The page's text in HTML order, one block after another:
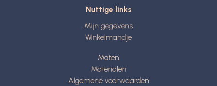
Nuttige links
Mijn gegevens
Winkelmandje
Maten
Materialen
Algemene voorwaarden